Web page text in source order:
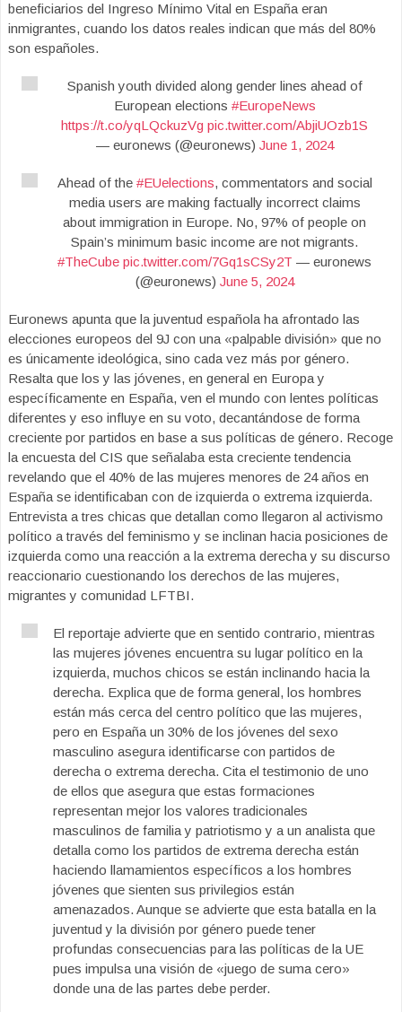
beneficiarios del Ingreso Mínimo Vital en España eran
inmigrantes, cuando los datos reales indican que más del 80%
son españoles.
Spanish youth divided along gender lines ahead of
European elections #EuropeNews
https://t.co/yqLQckuzVg pic.twitter.com/AbjiUOzb1S
— euronews (@euronews) June 1, 2024
Ahead of the #EUelections, commentators and social
media users are making factually incorrect claims
about immigration in Europe. No, 97% of people on
Spain’s minimum basic income are not migrants.
#TheCube pic.twitter.com/7Gq1sCSy2T — euronews
(@euronews) June 5, 2024
Euronews apunta que la juventud española ha afrontado las
elecciones europeos del 9J con una «palpable división» que no
es únicamente ideológica, sino cada vez más por género.
Resalta que los y las jóvenes, en general en Europa y
específicamente en España, ven el mundo con lentes políticas
diferentes y eso influye en su voto, decantándose de forma
creciente por partidos en base a sus políticas de género. Recoge
la encuesta del CIS que señalaba esta creciente tendencia
revelando que el 40% de las mujeres menores de 24 años en
España se identificaban con de izquierda o extrema izquierda.
Entrevista a tres chicas que detallan como llegaron al activismo
político a través del feminismo y se inclinan hacia posiciones de
izquierda como una reacción a la extrema derecha y su discurso
reaccionario cuestionando los derechos de las mujeres,
migrantes y comunidad LFTBI.
El reportaje advierte que en sentido contrario, mientras
las mujeres jóvenes encuentra su lugar político en la
izquierda, muchos chicos se están inclinando hacia la
derecha. Explica que de forma general, los hombres
están más cerca del centro político que las mujeres,
pero en España un 30% de los jóvenes del sexo
masculino asegura identificarse con partidos de
derecha o extrema derecha. Cita el testimonio de uno
de ellos que asegura que estas formaciones
representan mejor los valores tradicionales
masculinos de familia y patriotismo y a un analista que
detalla como los partidos de extrema derecha están
haciendo llamamientos específicos a los hombres
jóvenes que sienten sus privilegios están
amenazados. Aunque se advierte que esta batalla en la
juventud y la división por género puede tener
profundas consecuencias para las políticas de la UE
pues impulsa una visión de «juego de suma cero»
donde una de las partes debe perder.